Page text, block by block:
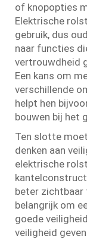
of knopopties
Elektrische
gebruik, dus
naar functies
vertrouwdheid
Een kans om
verschillende
helpt hen
bouwen bij het
Ten slotte
denken aan
elektrische
beter zichtbaar
belangrijk om
goede
veiligheid